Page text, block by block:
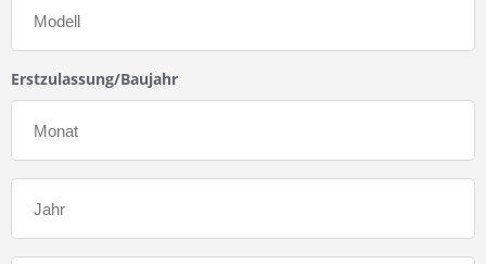
Erstzulassung/Baujahr